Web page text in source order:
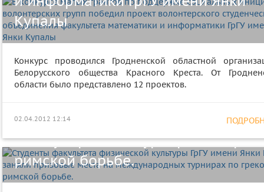
Купалы
Конкурс проводился Гродненской областной
Белорусского общества Красного Креста. От
области было представлено 12 проектов.
02.04.2012 12:14
Студенты факультета физической
заняли призовые места на
международных турнирах по
римской борьбе.